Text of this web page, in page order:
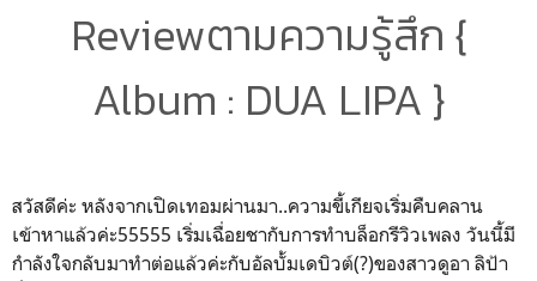
Reviewตามความรู้สึก {
Album : DUA LIPA }
สวัสดีค่ะ หลังจากเปิดเทอมผ่านมา..ความขี้เกียจเริ่มคืบคลาน
เข้าหาแล้วค่ะ55555 เริ่มเฉื่อยชากับการทำบล็อกรีวิวเพลง วันนี้มี
กำลังใจกลับมาทำต่อแล้วค่ะกับอัลบั้มเดบิวต์(?)ของสาวดูอา ลิป้า